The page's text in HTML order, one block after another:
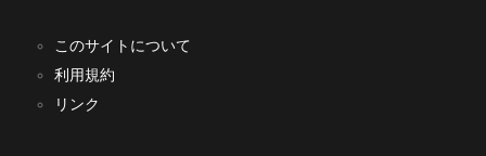
このサイトについて
利用規約
リンク